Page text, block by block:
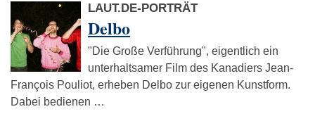
LAUT.DE-PORTRÄT
Delbo
"Die Große Verführung", eigentlich ein
unterhaltsamer Film des Kanadiers Jean-
François Pouliot, erheben Delbo zur eigenen Kunstform.
Dabei bedienen …